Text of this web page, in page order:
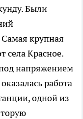
Были
крупная
села Красное.
напряжением
работа
одной из